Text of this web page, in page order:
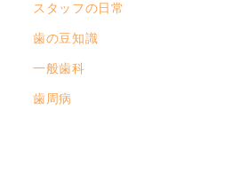
スタッフの日常
歯の豆知識
一般歯科
歯周病